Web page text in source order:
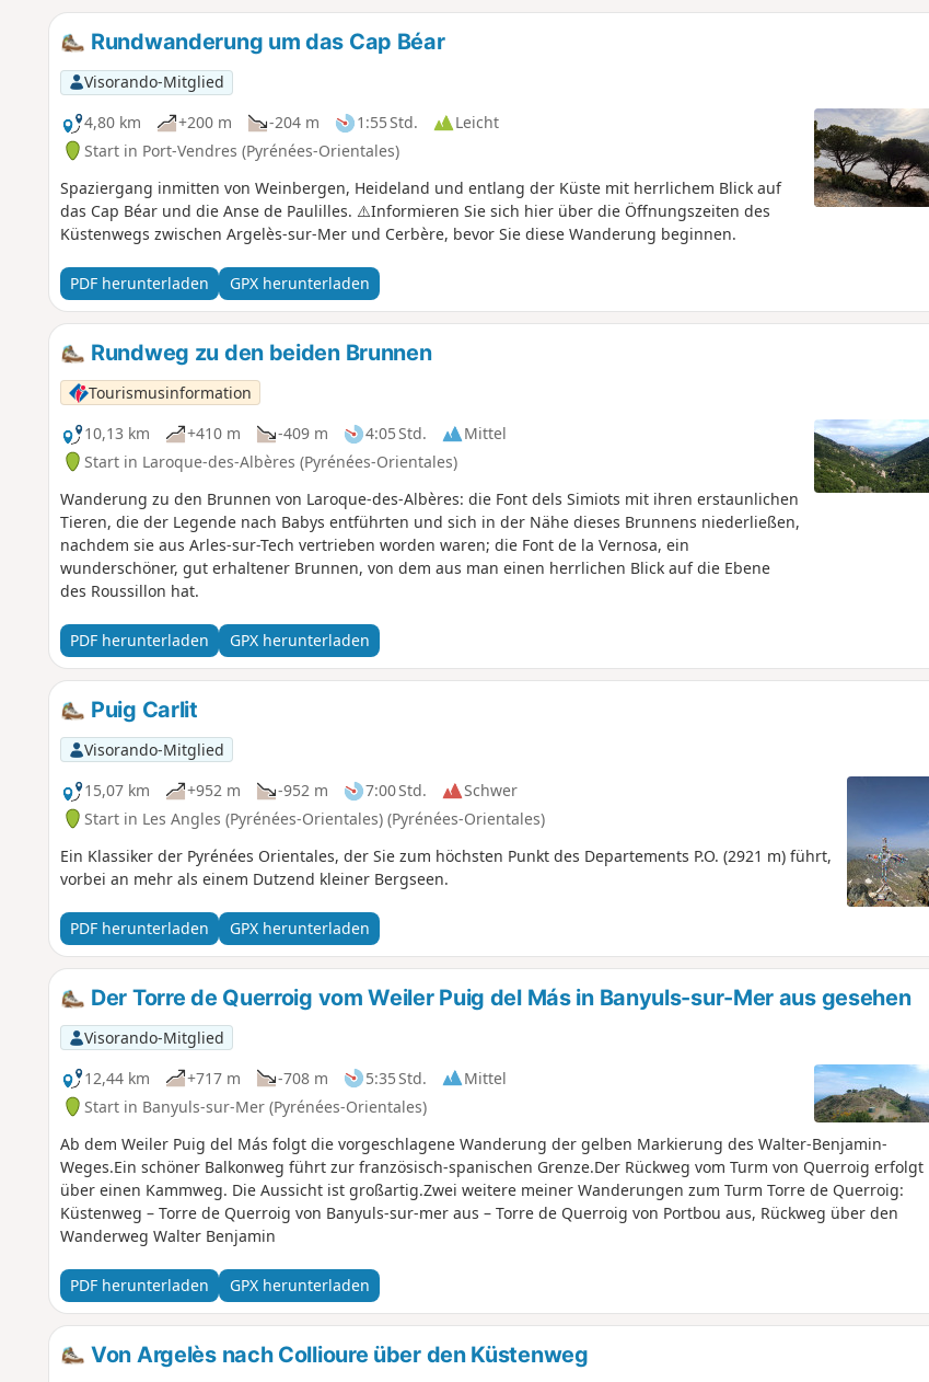
Rundwanderung um das Cap Béar
Visorando-Mitglied
4,80 km
+200 m -204 m 1:55 Std.
Leicht
Start in Port-Vendres (Pyrénées-Orientales)
Spaziergang inmitten von Weinbergen, Heideland und entlang der Küste mit herrlichem Blick auf
das Cap Béar und die Anse de Paulilles. ⚠️Informieren Sie sich hier über die Öffnungszeiten des
Küstenwegs zwischen Argelès-sur-Mer und Cerbère, bevor Sie diese Wanderung beginnen.
PDF herunterladen GPX herunterladen
Rundweg zu den beiden Brunnen
Tourismusinformation
10,13 km
+410 m -409 m 4:05 Std.
Mittel
Start in Laroque-des-Albères (Pyrénées-Orientales)
Wanderung zu den Brunnen von Laroque-des-Albères: die Font dels Simiots mit ihren erstaunlichen
Tieren, die der Legende nach Babys entführten und sich in der Nähe dieses Brunnens niederließen,
nachdem sie aus Arles-sur-Tech vertrieben worden waren; die Font de la Vernosa, ein
wunderschöner, gut erhaltener Brunnen, von dem aus man einen herrlichen Blick auf die Ebene
des Roussillon hat.
PDF herunterladen GPX herunterladen
Puig Carlit
Visorando-Mitglied
15,07 km
+952 m -952 m 7:00 Std.
Schwer
Start in Les Angles (Pyrénées-Orientales) (Pyrénées-Orientales)
Ein Klassiker der Pyrénées Orientales, der Sie zum höchsten Punkt des Departements P.O. (2921 m) führt,
vorbei an mehr als einem Dutzend kleiner Bergseen.
PDF herunterladen GPX herunterladen
Der Torre de Querroig vom Weiler Puig del Más in Banyuls-sur-Mer aus gesehen
Visorando-Mitglied
12,44 km
+717 m -708 m 5:35 Std.
Mittel
Start in Banyuls-sur-Mer (Pyrénées-Orientales)
Ab dem Weiler Puig del Más folgt die vorgeschlagene Wanderung der gelben Markierung des Walter-Benjamin-
Weges.Ein schöner Balkonweg führt zur französisch-spanischen Grenze.Der Rückweg vom Turm von Querroig erfolgt
über einen Kammweg. Die Aussicht ist großartig.Zwei weitere meiner Wanderungen zum Turm Torre de Querroig:
Küstenweg – Torre de Querroig von Banyuls-sur-mer aus – Torre de Querroig von Portbou aus, Rückweg über den
Wanderweg Walter Benjamin
PDF herunterladen GPX herunterladen
Von Argelès nach Collioure über den Küstenweg